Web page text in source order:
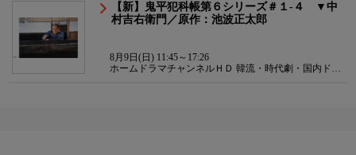
【新】鬼平犯科帳第６シリーズ＃１-４ ▼中
村吉右衛門／原作：池波正太郎
8月9日(日) 11:45～17:26
ホームドラマチャンネルＨＤ 韓流・時代劇・国内ドラ